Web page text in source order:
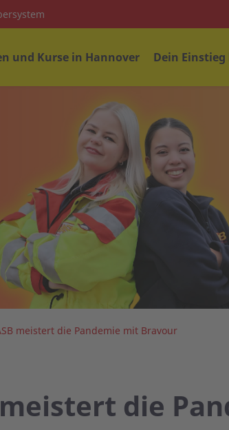
und Kurse in Hannover Dein Einstieg
meistert die Pandemie mit Bravour
die